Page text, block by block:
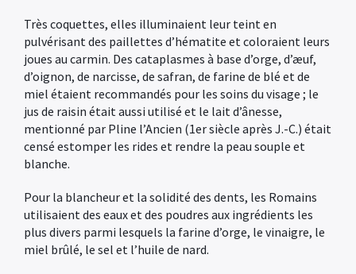
Très coquettes, elles illuminaient leur teint en
pulvérisant des paillettes d’hématite et coloraient leurs
joues au carmin. Des cataplasmes à base d’orge, d’æuf,
d’oignon, de narcisse, de safran, de farine de blé et de
miel étaient recommandés pour les soins du visage ; le
jus de raisin était aussi utilisé et le lait d’ânesse,
mentionné par Pline l’Ancien (1er siècle après J.-C.) était
censé estomper les rides et rendre la peau souple et
blanche.
Pour la blancheur et la solidité des dents, les Romains
utilisaient des eaux et des poudres aux ingrédients les
plus divers parmi lesquels la farine d’orge, le vinaigre, le
miel brûlé, le sel et l’huile de nard.